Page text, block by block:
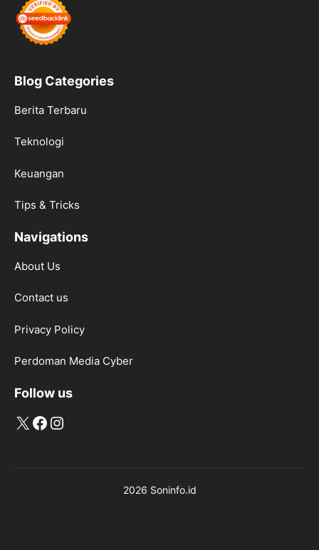
Blog Categories
Berita Terbaru
Teknologi
Keuangan
Tips & Tricks
Navigations
About Us
Contact us
Privacy Policy
Perdoman Media Cyber
Follow us
X Facebook
Instagram
2026 Soninfo.id